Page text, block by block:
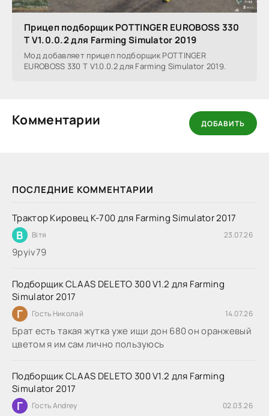
ПОСЛЕДНИЕ КОММЕНТАРИИ
Трактор Кировец К-700 для Farming Simulator 2017
В Вітя 23.07.26
9руіv79
Подборщик CLAAS DELETO 300 V1.2 для Farming
Simulator 2017
Г Гость Николай 14.07.26
Брат есть такая жутка уже ищи дон 680 он оранжевый
цветом я им сам лично пользуюсь
Подборщик CLAAS DELETO 300 V1.2 для Farming
Simulator 2017
Г Гость Andrey 02.03.26
Прицеп подборщик POTTINGER EUROBOSS 330
T V1.0.0.2 для Farming Simulator 2019
Мод добавляет прицеп подборщик POTTINGER
EUROBOSS 330 T V1.0.0.2 для Farming Simulator 2019.
Комментарии ДОБАВИТЬ